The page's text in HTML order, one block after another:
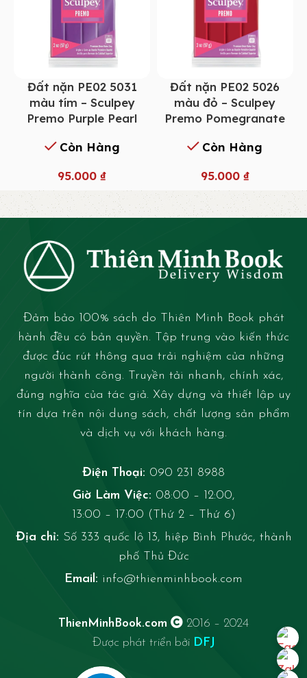
Đất nặn PE02 5031
màu tím – Sculpey
Premo Purple Pearl
Còn Hàng
95.000 ₫
Đất nặn PE02 5026
màu đỏ – Sculpey
Premo Pomegranate
Còn Hàng
95.000 ₫
Đảm bảo 100% sách do Thiên Minh Book phát
hành đều có bản quyền. Tập trung vào kiến thức
được đúc rút thông qua trải nghiệm của những
người thành công. Truyền tải nhanh, chính xác,
đúng nghĩa của tác giả. Xây dựng và thiết lập uy
tín dựa trên nội dung sách, chất lượng sản phẩm
và dịch vụ với khách hàng.
Điện Thoại: 090 231 8988
Giờ Làm Việc: 08:00 – 12:00,
13:00 – 17:00 (Thứ 2 – Thứ 6)
Địa chỉ: Số 333 quốc lộ 13, hiệp Bình Phước, thành
phố Thủ Đức
Email: info@thienminhbook.com
ThienMinhBook.com
2016 – 2024
Được phát triển bởi DFJ